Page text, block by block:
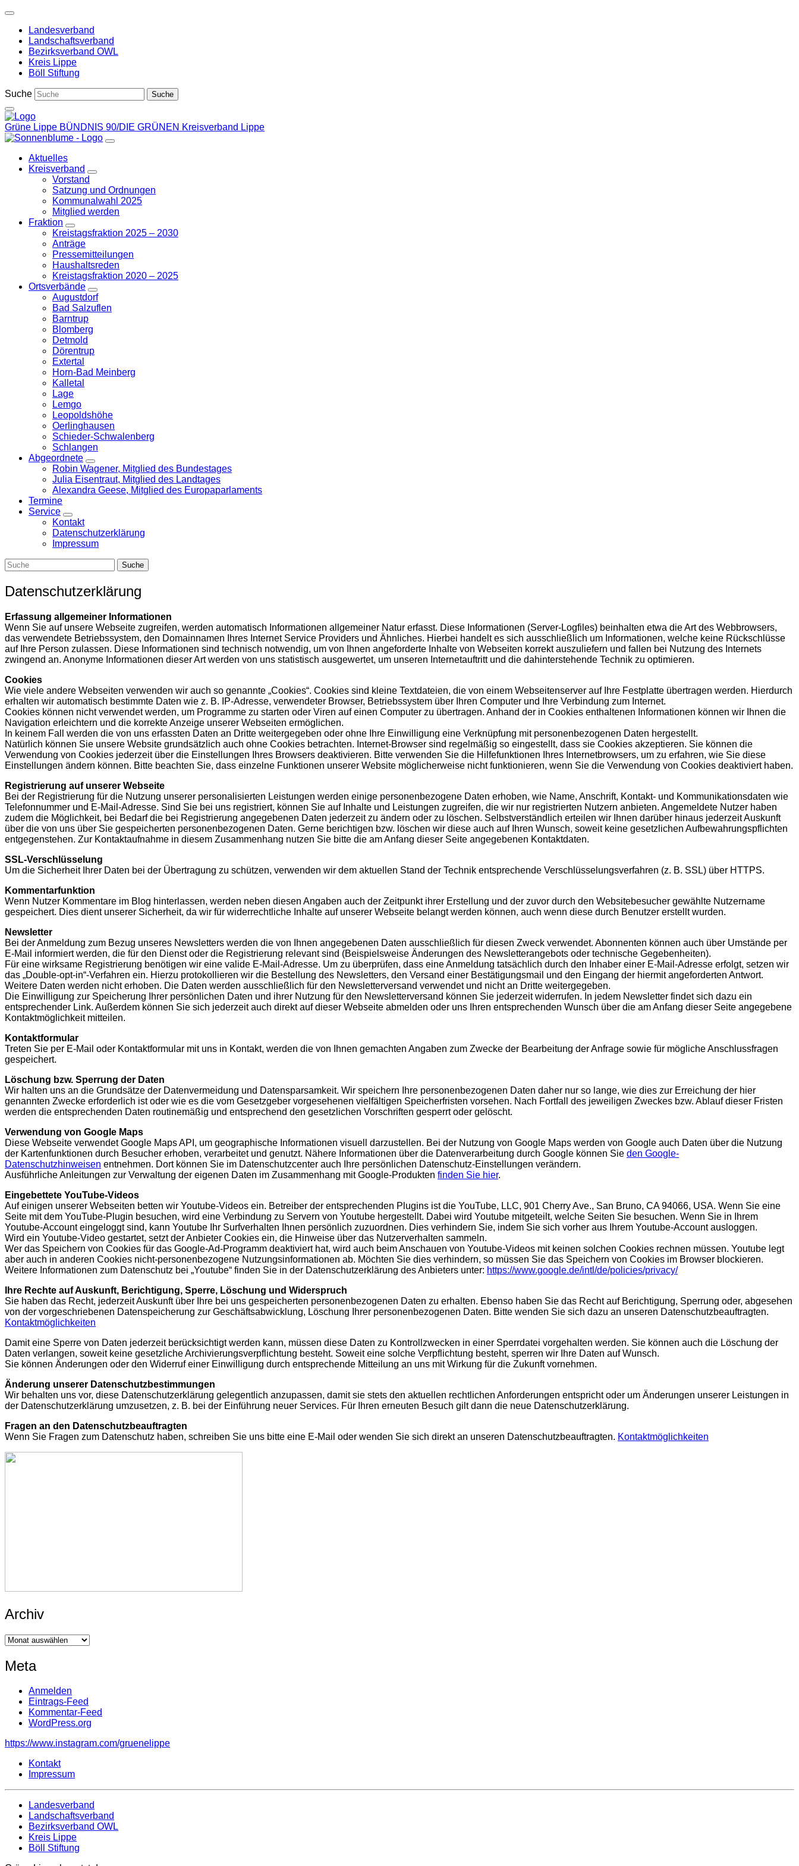
Weiter
Inhalt
Landesverband
Landschaftsverband
Bezirksverband OWL
Kreis Lippe
Böll Stiftung
Suche
Grüne Lippe BÜNDNIS 90/DIE GRÜNEN Kreisverband Lippe
Aktuelles
Kreisverband
Zeige
Untermenü
Vorstand
Satzung und Ordnungen
Kommunalwahl 2025
Mitglied werden
Fraktion
Zeige
Untermenü
Kreistagsfraktion 2025 – 2030
Anträge
Pressemitteilungen
Haushaltsreden
Kreistagsfraktion 2020 – 2025
Ortsverbände
Zeige
Untermenü
Augustdorf
Bad Salzuflen
Barntrup
Blomberg
Detmold
Dörentrup
Extertal
Horn-Bad Meinberg
Kalletal
Lage
Lemgo
Leopoldshöhe
Oerlinghausen
Schieder-Schwalenberg
Schlangen
Abgeordnete
Zeige
Untermenü
Robin Wagener, Mitglied des Bundestages
Julia Eisentraut, Mitglied des Landtages
Alexandra Geese, Mitglied des Europaparlaments
Termine
Service
Zeige
Untermenü
Kontakt
Datenschutzerklärung
Impressum
Datenschutzerklärung
Erfassung allgemeiner Informationen
Wenn Sie auf unsere Webseite zugreifen, werden automatisch Informationen allgemeiner Natur erfasst. Diese Informationen (Server-Logfiles) beinhalten etwa die Art des Webbrowsers,
das verwendete Betriebssystem, den Domainnamen Ihres Internet Service Providers und Ähnliches. Hierbei handelt es sich ausschließlich um Informationen, welche keine Rückschlüsse
auf Ihre Person zulassen. Diese Informationen sind technisch notwendig, um von Ihnen angeforderte Inhalte von Webseiten korrekt auszuliefern und fallen bei Nutzung des Internets
zwingend an. Anonyme Informationen dieser Art werden von uns statistisch ausgewertet, um unseren Internetauftritt und die dahinterstehende Technik zu optimieren.
Cookies
Wie viele andere Webseiten verwenden wir auch so genannte „Cookies“. Cookies sind kleine Textdateien, die von einem Webseitenserver auf Ihre Festplatte übertragen werden. Hierdurch
erhalten wir automatisch bestimmte Daten wie z. B. IP-Adresse, verwendeter Browser, Betriebssystem über Ihren Computer und Ihre Verbindung zum Internet.
Cookies können nicht verwendet werden, um Programme zu starten oder Viren auf einen Computer zu übertragen. Anhand der in Cookies enthaltenen Informationen können wir Ihnen die
Navigation erleichtern und die korrekte Anzeige unserer Webseiten ermöglichen.
In keinem Fall werden die von uns erfassten Daten an Dritte weitergegeben oder ohne Ihre Einwilligung eine Verknüpfung mit personenbezogenen Daten hergestellt.
Natürlich können Sie unsere Website grundsätzlich auch ohne Cookies betrachten. Internet-Browser sind regelmäßig so eingestellt, dass sie Cookies akzeptieren. Sie können die
Verwendung von Cookies jederzeit über die Einstellungen Ihres Browsers deaktivieren. Bitte verwenden Sie die Hilfefunktionen Ihres Internetbrowsers, um zu erfahren, wie Sie diese
Einstellungen ändern können. Bitte beachten Sie, dass einzelne Funktionen unserer Website möglicherweise nicht funktionieren, wenn Sie die Verwendung von Cookies deaktiviert haben.
Registrierung auf unserer Webseite
Bei der Registrierung für die Nutzung unserer personalisierten Leistungen werden einige personenbezogene Daten erhoben, wie Name, Anschrift, Kontakt- und Kommunikationsdaten wie
Telefonnummer und E-Mail-Adresse. Sind Sie bei uns registriert, können Sie auf Inhalte und Leistungen zugreifen, die wir nur registrierten Nutzern anbieten. Angemeldete Nutzer haben
zudem die Möglichkeit, bei Bedarf die bei Registrierung angegebenen Daten jederzeit zu ändern oder zu löschen. Selbstverständlich erteilen wir Ihnen darüber hinaus jederzeit Auskunft
über die von uns über Sie gespeicherten personenbezogenen Daten. Gerne berichtigen bzw. löschen wir diese auch auf Ihren Wunsch, soweit keine gesetzlichen Aufbewahrungspflichten
entgegenstehen. Zur Kontaktaufnahme in diesem Zusammenhang nutzen Sie bitte die am Anfang dieser Seite angegebenen Kontaktdaten.
SSL-Verschlüsselung
Um die Sicherheit Ihrer Daten bei der Übertragung zu schützen, verwenden wir dem aktuellen Stand der Technik entsprechende Verschlüsselungsverfahren (z. B. SSL) über HTTPS.
Kommentarfunktion
Wenn Nutzer Kommentare im Blog hinterlassen, werden neben diesen Angaben auch der Zeitpunkt ihrer Erstellung und der zuvor durch den Websitebesucher gewählte Nutzername
gespeichert. Dies dient unserer Sicherheit, da wir für widerrechtliche Inhalte auf unserer Webseite belangt werden können, auch wenn diese durch Benutzer erstellt wurden.
Newsletter
Bei der Anmeldung zum Bezug unseres Newsletters werden die von Ihnen angegebenen Daten ausschließlich für diesen Zweck verwendet. Abonnenten können auch über Umstände per
E-Mail informiert werden, die für den Dienst oder die Registrierung relevant sind (Beispielsweise Änderungen des Newsletterangebots oder technische Gegebenheiten).
Für eine wirksame Registrierung benötigen wir eine valide E-Mail-Adresse. Um zu überprüfen, dass eine Anmeldung tatsächlich durch den Inhaber einer E-Mail-Adresse erfolgt, setzen wir
das „Double-opt-in“-Verfahren ein. Hierzu protokollieren wir die Bestellung des Newsletters, den Versand einer Bestätigungsmail und den Eingang der hiermit angeforderten Antwort.
Weitere Daten werden nicht erhoben. Die Daten werden ausschließlich für den Newsletterversand verwendet und nicht an Dritte weitergegeben.
Die Einwilligung zur Speicherung Ihrer persönlichen Daten und ihrer Nutzung für den Newsletterversand können Sie jederzeit widerrufen. In jedem Newsletter findet sich dazu ein
entsprechender Link. Außerdem können Sie sich jederzeit auch direkt auf dieser Webseite abmelden oder uns Ihren entsprechenden Wunsch über die am Anfang dieser Seite angegebene
Kontaktmöglichkeit mitteilen.
Kontaktformular
Treten Sie per E-Mail oder Kontaktformular mit uns in Kontakt, werden die von Ihnen gemachten Angaben zum Zwecke der Bearbeitung der Anfrage sowie für mögliche Anschlussfragen
gespeichert.
Löschung bzw. Sperrung der Daten
Wir halten uns an die Grundsätze der Datenvermeidung und Datensparsamkeit. Wir speichern Ihre personenbezogenen Daten daher nur so lange, wie dies zur Erreichung der hier
genannten Zwecke erforderlich ist oder wie es die vom Gesetzgeber vorgesehenen vielfältigen Speicherfristen vorsehen. Nach Fortfall des jeweiligen Zweckes bzw. Ablauf dieser Fristen
werden die entsprechenden Daten routinemäßig und entsprechend den gesetzlichen Vorschriften gesperrt oder gelöscht.
Verwendung von Google Maps
Diese Webseite verwendet Google Maps API, um geographische Informationen visuell darzustellen. Bei der Nutzung von Google Maps werden von Google auch Daten über die Nutzung
der Kartenfunktionen durch Besucher erhoben, verarbeitet und genutzt. Nähere Informationen über die Datenverarbeitung durch Google können Sie den Google-
Datenschutzhinweisen entnehmen. Dort können Sie im Datenschutzcenter auch Ihre persönlichen Datenschutz-Einstellungen verändern.
Ausführliche Anleitungen zur Verwaltung der eigenen Daten im Zusammenhang mit Google-Produkten finden Sie hier.
Eingebettete YouTube-Videos
Auf einigen unserer Webseiten betten wir Youtube-Videos ein. Betreiber der entsprechenden Plugins ist die YouTube, LLC, 901 Cherry Ave., San Bruno, CA 94066, USA. Wenn Sie eine
Seite mit dem YouTube-Plugin besuchen, wird eine Verbindung zu Servern von Youtube hergestellt. Dabei wird Youtube mitgeteilt, welche Seiten Sie besuchen. Wenn Sie in Ihrem
Youtube-Account eingeloggt sind, kann Youtube Ihr Surfverhalten Ihnen persönlich zuzuordnen. Dies verhindern Sie, indem Sie sich vorher aus Ihrem Youtube-Account ausloggen.
Wird ein Youtube-Video gestartet, setzt der Anbieter Cookies ein, die Hinweise über das Nutzerverhalten sammeln.
Wer das Speichern von Cookies für das Google-Ad-Programm deaktiviert hat, wird auch beim Anschauen von Youtube-Videos mit keinen solchen Cookies rechnen müssen. Youtube legt
aber auch in anderen Cookies nicht-personenbezogene Nutzungsinformationen ab. Möchten Sie dies verhindern, so müssen Sie das Speichern von Cookies im Browser blockieren.
Weitere Informationen zum Datenschutz bei „Youtube“ finden Sie in der Datenschutzerklärung des Anbieters unter: https://www.google.de/intl/de/policies/privacy/
Ihre Rechte auf Auskunft, Berichtigung, Sperre, Löschung und Widerspruch
Sie haben das Recht, jederzeit Auskunft über Ihre bei uns gespeicherten personenbezogenen Daten zu erhalten. Ebenso haben Sie das Recht auf Berichtigung, Sperrung oder, abgesehen
von der vorgeschriebenen Datenspeicherung zur Geschäftsabwicklung, Löschung Ihrer personenbezogenen Daten. Bitte wenden Sie sich dazu an unseren Datenschutzbeauftragten.
Kontaktmöglichkeiten
Damit eine Sperre von Daten jederzeit berücksichtigt werden kann, müssen diese Daten zu Kontrollzwecken in einer Sperrdatei vorgehalten werden. Sie können auch die Löschung der
Daten verlangen, soweit keine gesetzliche Archivierungsverpflichtung besteht. Soweit eine solche Verpflichtung besteht, sperren wir Ihre Daten auf Wunsch.
Sie können Änderungen oder den Widerruf einer Einwilligung durch entsprechende Mitteilung an uns mit Wirkung für die Zukunft vornehmen.
Änderung unserer Datenschutzbestimmungen
Wir behalten uns vor, diese Datenschutzerklärung gelegentlich anzupassen, damit sie stets den aktuellen rechtlichen Anforderungen entspricht oder um Änderungen unserer Leistungen in
der Datenschutzerklärung umzusetzen, z. B. bei der Einführung neuer Services. Für Ihren erneuten Besuch gilt dann die neue Datenschutzerklärung.
Fragen an den Datenschutzbeauftragten
Wenn Sie Fragen zum Datenschutz haben, schreiben Sie uns bitte eine E-Mail oder wenden Sie sich direkt an unseren Datenschutzbeauftragten. Kontaktmöglichkeiten
Archiv
Archiv
Meta
Anmelden
Eintrags-Feed
Kommentar-Feed
WordPress.org
https://www.instagram.com/gruenelippe
Kontakt
Impressum
Landesverband
Landschaftsverband
Bezirksverband OWL
Kreis Lippe
Böll Stiftung